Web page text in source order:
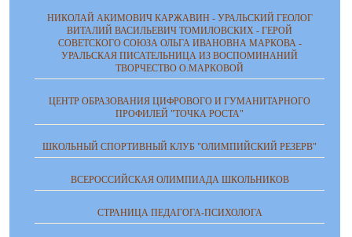
НИКОЛАЙ АКИМОВИЧ КАРЖАВИН - УРАЛЬСКИЙ ГЕОЛОГ
ВИТАЛИЙ ВАСИЛЬЕВИЧ ТОМИЛОВСКИХ - ГЕРОЙ
СОВЕТСКОГО СОЮЗА ОЛЬГА ИВАНОВНА МАРКОВА -
УРАЛЬСКАЯ ПИСАТЕЛЬНИЦА ИЗ ВОСПОМИНАНИЙ
ТВОРЧЕСТВО О.МАРКОВОЙ
ЦЕНТР ОБРАЗОВАНИЯ ЦИФРОВОГО И ГУМАНИТАРНОГО
ПРОФИЛЕЙ "ТОЧКА РОСТА"
ШКОЛЬНЫЙ СПОРТИВНЫЙ КЛУБ "ОЛИМПИЙСКИЙ РЕЗЕРВ"
ВСЕРОССИЙСКАЯ ОЛИМПИАДА ШКОЛЬНИКОВ
СТРАНИЦА ПЕДАГОГА-ПСИХОЛОГА